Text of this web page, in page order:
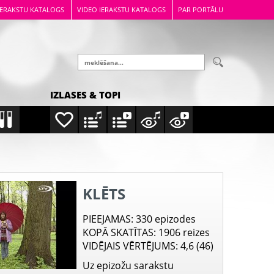
KATALOGS VIDEO IERAKSTU KATALOGS PAR PORTĀLU
IZLASES & TOPI
KLĒTS
PIEEJAMAS: 330 epizodes
KOPĀ SKATĪTAS: 1906 reizes
VIDĒJAIS VĒRTĒJUMS: 4,6 (46)
Uz epizožu sarakstu